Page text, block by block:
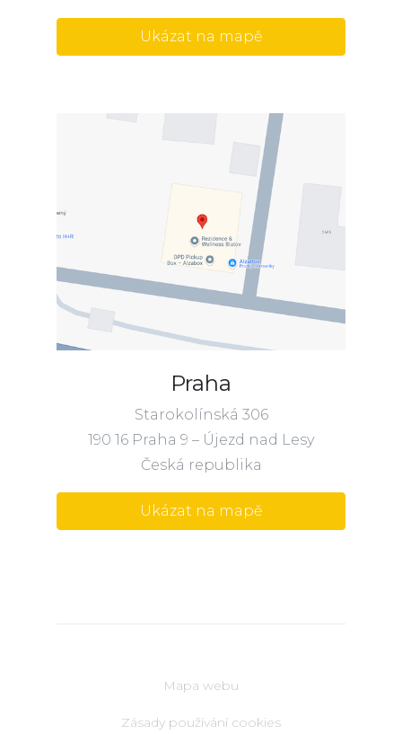
Ukázat na mapě
Praha
Starokolínská 306
190 16 Praha 9 – Újezd nad Lesy
Česká republika
Ukázat na mapě
Mapa webu
Zásady používání cookies